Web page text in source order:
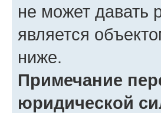
не может давать
является
ниже.
Примечание
юридической